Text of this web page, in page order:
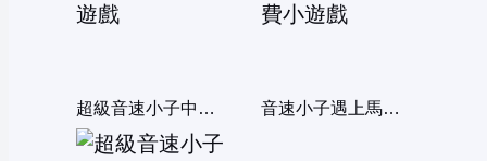
超級音速小子中文版 音速小子遇上馬利歐世界